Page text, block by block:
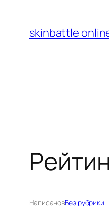
содержимому
skinbattle
НаписановБез рубрики